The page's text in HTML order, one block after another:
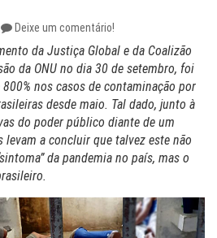
Deixe um comentário!
da Justiça Global e da Coalizão
da ONU no dia 30 de setembro, foi
nos casos de contaminação por
desde maio. Tal dado, junto à
do poder público diante de um
levam a concluir que talvez este não
da pandemia no país, mas o